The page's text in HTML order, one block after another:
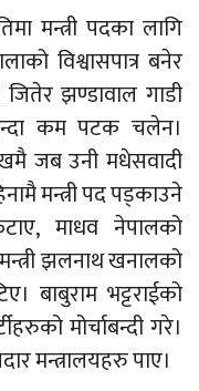
मन्त्री पदका लागि
विश्वासपात्र बनेर
झण्डावाल गाडी
कम पटक चलेन।
जब उनी मधेसवादी
मन्त्री पद पड्काउने
माधव नेपालको
मन्त्री झलनाथ खनालको
बाबुराम भट्टराईको
मोर्चाबन्दी गरे।
मन्त्रालयहरु पाए।